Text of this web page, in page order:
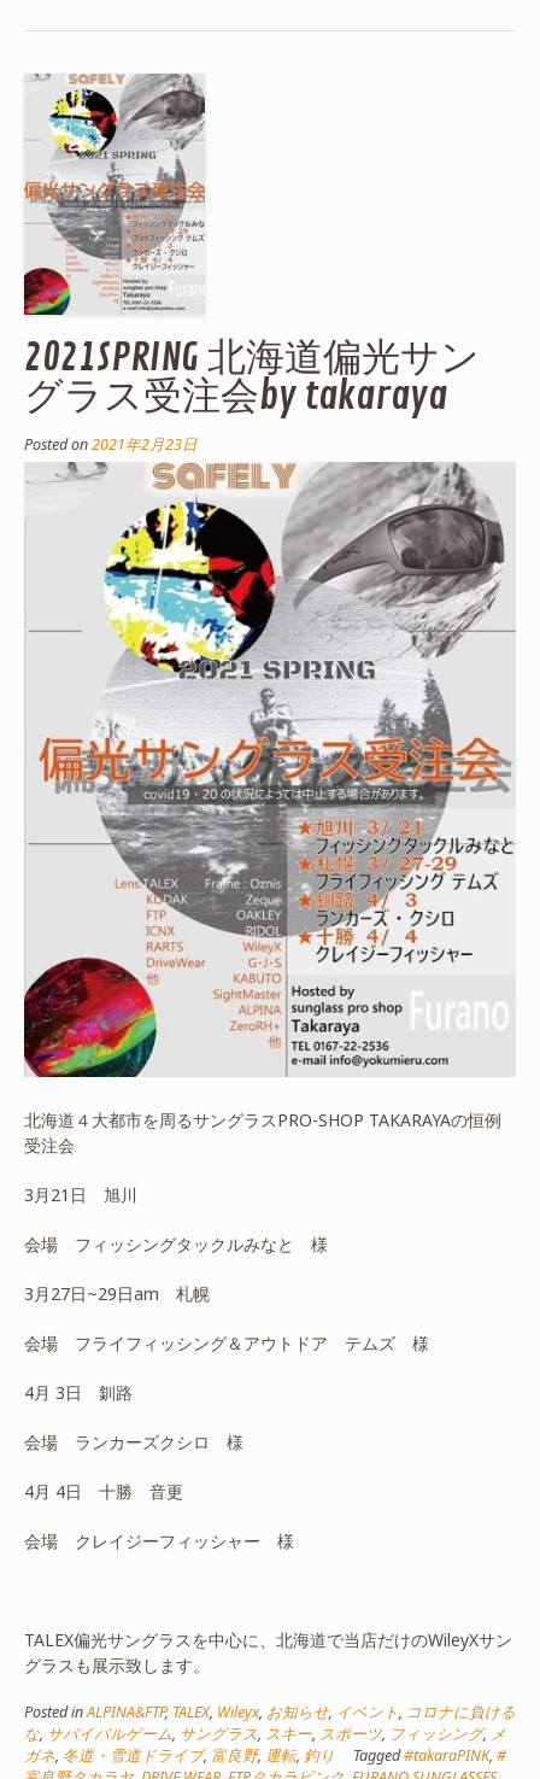
2021SPRING 北海道偏光サン
グラス受注会by takaraya
Posted on2021年2月23日
北海道４大都市を周るサングラスPRO-SHOP TAKARAYAの恒例
受注会
3月21日 旭川
会場 フィッシングタックルみなと 様
3月27日~29日am 札幌
会場 フライフィッシング＆アウトドア テムズ 様
4月 3日 釧路
会場 ランカーズクシロ 様
4月 4日 十勝 音更
会場 クレイジーフィッシャー 様
TALEX偏光サングラスを中心に、北海道で当店だけのWileyXサン
グラスも展示致します。
Posted inALPINA&FTP, TALEX, Wileyx, お知らせ, イベント, コロナに負ける
な, サバイバルゲーム, サングラス, スキー, スポーツ, フィッシング, メ
ガネ, 冬道・雪道ドライブ, 富良野, 運転, 釣り Tagged#takaraPINK, #